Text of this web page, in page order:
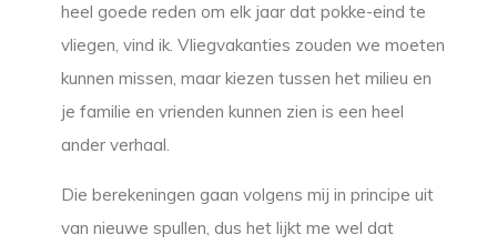
heel goede reden om elk jaar dat pokke-eind te
vliegen, vind ik. Vliegvakanties zouden we moeten
kunnen missen, maar kiezen tussen het milieu en
je familie en vrienden kunnen zien is een heel
ander verhaal.
Die berekeningen gaan volgens mij in principe uit
van nieuwe spullen, dus het lijkt me wel dat